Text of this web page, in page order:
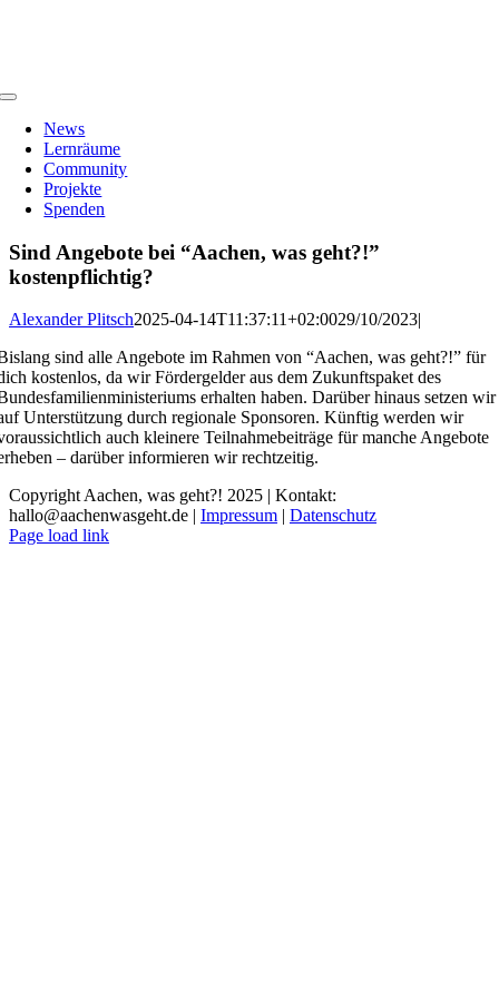
Toggle
Navigation
News
Lernräume
Community
Projekte
Spenden
Sind Angebote bei “Aachen, was geht?!”
kostenpflichtig?
Alexander Plitsch2025-04-14T11:37:11+02:0029/10/2023|
sind alle Angebote im Rahmen von “Aachen, was geht?!” für
kostenlos, da wir Fördergelder aus dem Zukunftspaket des
erhalten haben. Darüber hinaus setzen wir
Unterstützung durch regionale Sponsoren. Künftig werden wir
auch kleinere Teilnahmebeiträge für manche Angebote
– darüber informieren wir rechtzeitig.
Copyright Aachen, was geht?! 2025 | Kontakt:
hallo@aachenwasgeht.de | Impressum | Datenschutz
Instagram
LinkedIn
Tiktok
YouTube
Page load link